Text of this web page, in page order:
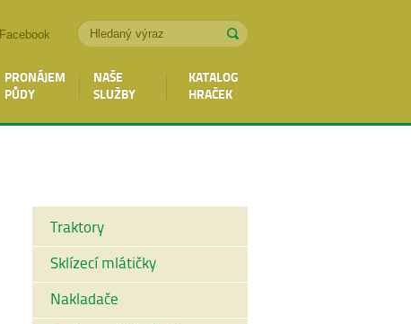
PRONÁJEM
PŮDY
NAŠE
SLUŽBY
KATALOG
HRAČEK
Facebook
Traktory
Sklízecí mlátičky
Nakladače